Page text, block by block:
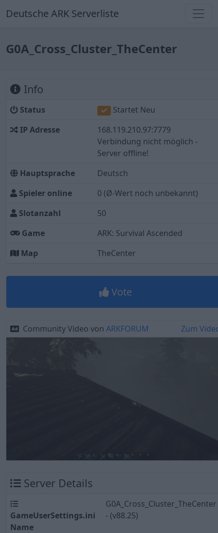
Deutsche ARK Serverliste
G0A_Cross_Cluster_TheCenter
Info
Status
Startet Neu
IP Adresse
168.119.210.97:7779
Verbindung nicht möglich -
Server offline!
Hauptsprache
Deutsch
Spieler online
0 (Ø-Wert noch unbekannt)
Slotanzahl
50
Game
ARK: Survival Ascended
Map
TheCenter
Vote
Community Video von ARKFORUM Zum
Server Details
GameUserSettings.ini
Name
G0A_Cross_Cluster_TheCenter
- (v88.25)